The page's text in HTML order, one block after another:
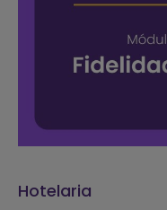
Hotelaria